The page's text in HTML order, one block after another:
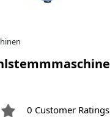
0 Customer Ratings